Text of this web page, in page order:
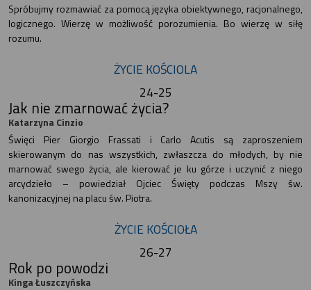
Spróbujmy rozmawiać za pomocą języka obiektywnego, racjonalnego,
logicznego. Wierzę w możliwość porozumienia. Bo wierzę w siłę
rozumu.
ŻYCIE KOŚCIOLA
24-25
Jak nie zmarnować życia?
Katarzyna Cinzio
Święci Pier Giorgio Frassati i Carlo Acutis są zaproszeniem
skierowanym do nas wszystkich, zwłaszcza do młodych, by nie
marnować swego życia, ale kierować je ku górze i uczynić z niego
arcydzieło – powiedział Ojciec Święty podczas Mszy św.
kanonizacyjnej na placu św. Piotra.
ŻYCIE KOŚCIOŁA
26-27
Rok po powodzi
Kinga Łuszczyńska